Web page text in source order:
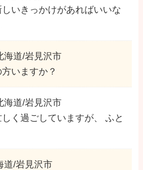
いきっかけがあればいいな
海道/岩見沢市
いますか？
海道/岩見沢市
く過ごしていますが、 ふと
道/岩見沢市